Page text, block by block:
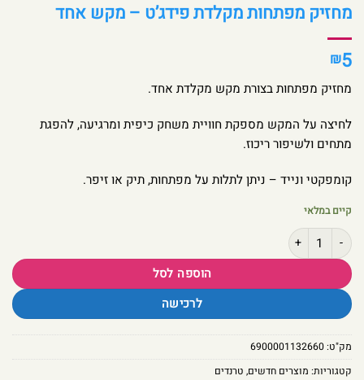
מחזיק מפתחות מקלדת פידג’ט – מקש אחד
₪5
מחזיק מפתחות בצורת מקש מקלדת אחד.
לחיצה על המקש מספקת חוויית משחק כיפית ומרגיעה, להפגת
מתחים ולשיפור ריכוז.
קומפקטי ונייד – ניתן לתלות על מפתחות, תיק או זיפר.
קיים במלאי
כמות של מחזיק מפתחות מקלדת פידג’ט – מקש אחד
הוספה לסל
לרכישה
מק"ט:6900001132660
קטגוריות: מוצרים חדשים, טרנדים